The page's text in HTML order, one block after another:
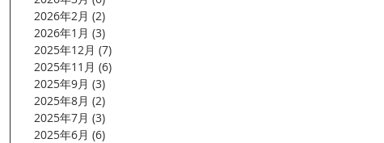
2026年2月 (2)
2026年1月 (3)
2025年12月 (7)
2025年11月 (6)
2025年9月 (3)
2025年8月 (2)
2025年7月 (3)
2025年6月 (6)